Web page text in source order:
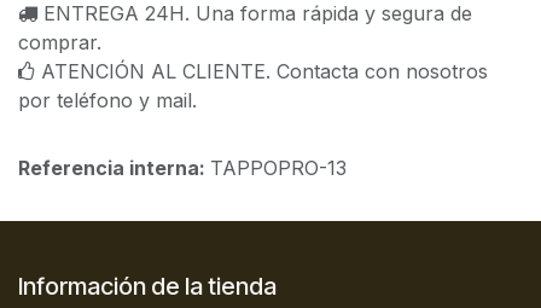
ENTREGA 24H. Una forma rápida y segura de
comprar.
ATENCIÓN AL CLIENTE. Contacta con nosotros
por teléfono y mail.
Referencia interna: TAPPOPRO-13
Información de la tienda